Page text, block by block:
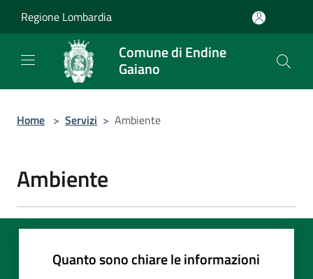
Regione Lombardia
Comune di Endine
Gaiano
Home > Servizi > Ambiente
Ambiente
Quanto sono chiare le informazioni